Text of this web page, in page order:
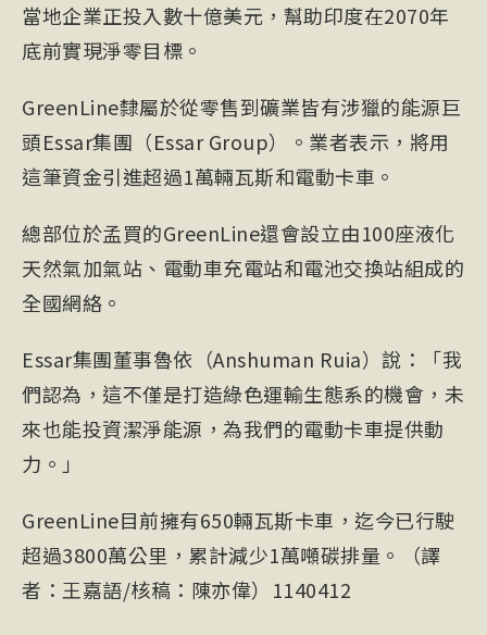
當地企業正投入數十億美元，幫助印度在2070年
底前實現淨零目標。
GreenLine隸屬於從零售到礦業皆有涉獵的能源巨
頭Essar集團（Essar Group）。業者表示，將用
這筆資金引進超過1萬輛瓦斯和電動卡車。
總部位於孟買的GreenLine還會設立由100座液化
天然氣加氣站、電動車充電站和電池交換站組成的
全國網絡。
Essar集團董事魯依（Anshuman Ruia）說：「我
們認為，這不僅是打造綠色運輸生態系的機會，未
來也能投資潔淨能源，為我們的電動卡車提供動
力。」
GreenLine目前擁有650輛瓦斯卡車，迄今已行駛
超過3800萬公里，累計減少1萬噸碳排量。（譯
者：王嘉語/核稿：陳亦偉）1140412